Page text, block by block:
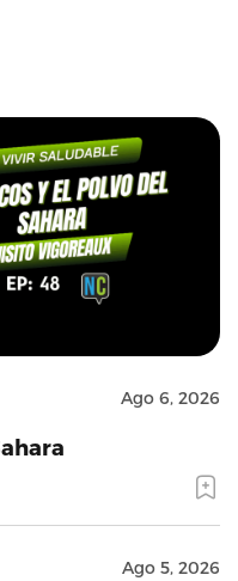
Ago 6, 2026
Ago 5, 2026